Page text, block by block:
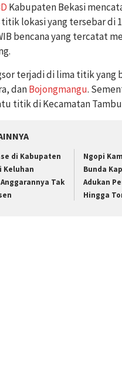
Kabupaten Bekasi
lokasi yang tersebar di
bencana yang tercatat
terjadi di lima titik yang
danBojongmangu.
titik di Kecamatan
di Kabupaten
Keluhan
Tak
Ngopi
Bunda
Adukan
Hingga